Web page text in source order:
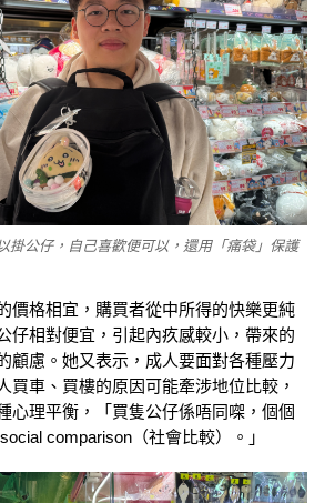
掛公仔，自己喜歡便可以，還用「痛袋」保護
價格相宜，購買者從中所得的快樂更純
仔相對便宜，引起內疚感較小，帶來的
顧慮。她又表示，成人要面對各種壓力
買車、買樓的原因可能牽涉地位比較，
心理平衡，「買隻公仔係唔同㗎，個個
comparison（社會比較）。」